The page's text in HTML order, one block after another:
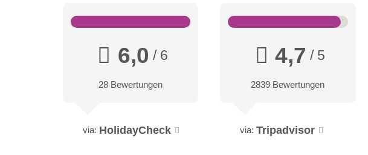
6,0 / 6
28 Bewertungen
via: HolidayCheck
4,7 / 5
2839 Bewertungen
via: Tripadvisor